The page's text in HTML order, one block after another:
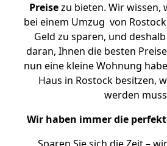
Preisezu bieten. Wir wissen,
bei einem Umzug von
Geld zu sparen, und
daran, Ihnen die besten
nun eine kleine Wohnung
Haus in Rostock besitzen,
werden
Wir haben immer die